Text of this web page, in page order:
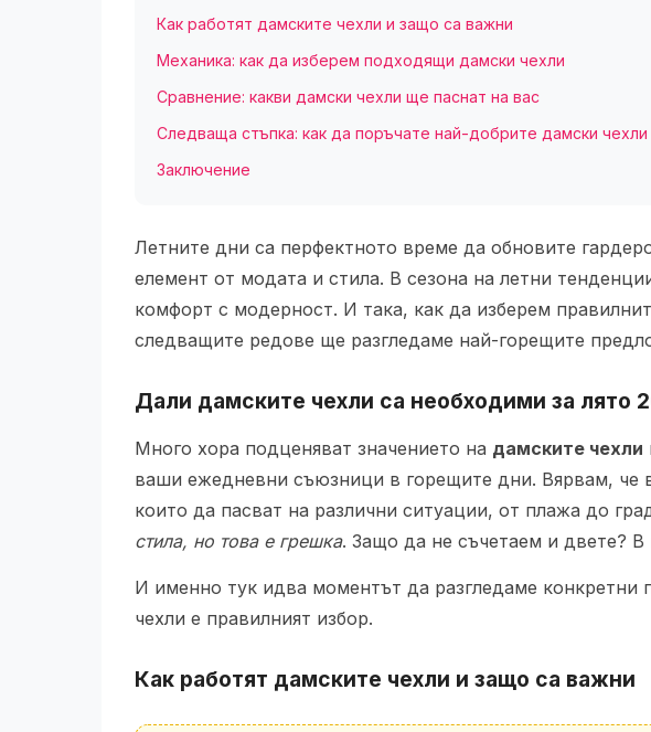
Как работят дамските чехли и защо са важни
Механика: как да изберем подходящи дамски чехли
Сравнение: какви дамски чехли ще паснат на вас
Следваща стъпка: как да поръчате най-добрите дамски чехли
Заключение
Летните дни са перфектното време да обновите
елемент от модата и стила. В сезона на летни
комфорт с модерност. И така, как да изберем
следващите редове ще разгледаме най-горещите
Дали дамските чехли са необходими за лято
Много хора подценяват значението на дамските чехли
ваши ежедневни съюзници в горещите дни. Вярвам, че
които да пасват на различни ситуации, от плажа до
стила, но това е грешка. Защо да не съчетаем и двете? В
И именно тук идва моментът да разгледаме конкретни
чехли е правилният избор.
Как работят дамските чехли и защо са важни